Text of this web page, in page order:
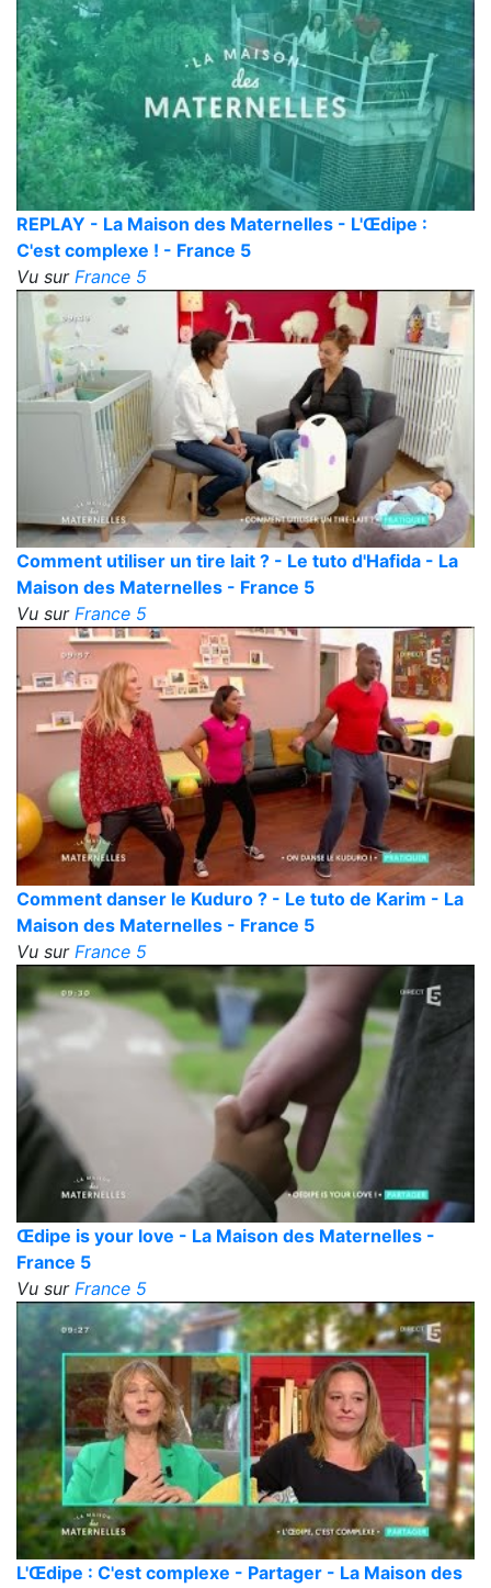
REPLAY - La Maison des Maternelles - L'Œdipe :
C'est complexe ! - France 5
Vu sur France 5
Comment utiliser un tire lait ? - Le tuto d'Hafida - La
Maison des Maternelles - France 5
Vu sur France 5
Comment danser le Kuduro ? - Le tuto de Karim - La
Maison des Maternelles - France 5
Vu sur France 5
Œdipe is your love - La Maison des Maternelles -
France 5
Vu sur France 5
L'Œdipe : C'est complexe - Partager - La Maison des